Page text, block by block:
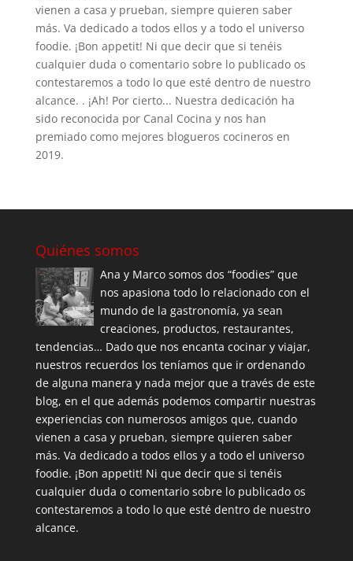
vienen a casa y prueban, siempre quieren saber
más. Va dedicado a todos ellos y a todo el universo
foodie. ¡Bon appetit! Ni que decir que si tenéis
cualquier duda o comentario sobre lo publicado os
contestaremos a todo lo que esté dentro de nuestro
alcance. . ¡Ah! Por cierto... Nuestra dedicación ha
sido reconocida por Canal Cocina y nos han
premiado como mejores blogueros cocineros en
2019.
Quiénes somos
Ana y Marco somos dos “foodies” que
nos apasiona todo lo relacionado con el
mundo de la gastronomía, ya sean
creaciones, productos, restaurantes,
tendencias… Dado que nos encanta cocinar y viajar,
nuestros recuerdos los teníamos que ir ordenando
de alguna manera y nada mejor que a través de este
blog, en el que además podemos compartir nuestras
experiencias con numerosos amigos que, cuando
vienen a casa y prueban, siempre quieren saber
más. Va dedicado a todos ellos y a todo el universo
foodie. ¡Bon appetit! Ni que decir que si tenéis
cualquier duda o comentario sobre lo publicado os
contestaremos a todo lo que esté dentro de nuestro
alcance.